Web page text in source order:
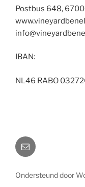
Postbus 648,
IBAN:
NL46 RABO
Email
Ondersteund door